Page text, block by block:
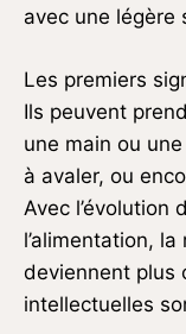
avec une légère
Les premiers
Ils peuvent
une main ou
à avaler, ou
Avec l’évolution
l’alimentation,
deviennent plus
intellectuelles